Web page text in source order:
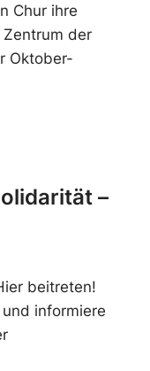
Chur ihre
der
Oktober-
–
beitreten!
informiere